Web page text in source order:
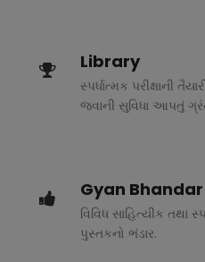
Library
સ્પર્ધાત્મક પરીક્ષાની
જવાની સુવિધા આપતું
Gyan Bhandar
વિવિધ સાહિત્યીક તથા
પુસ્તકનો ભંડાર.